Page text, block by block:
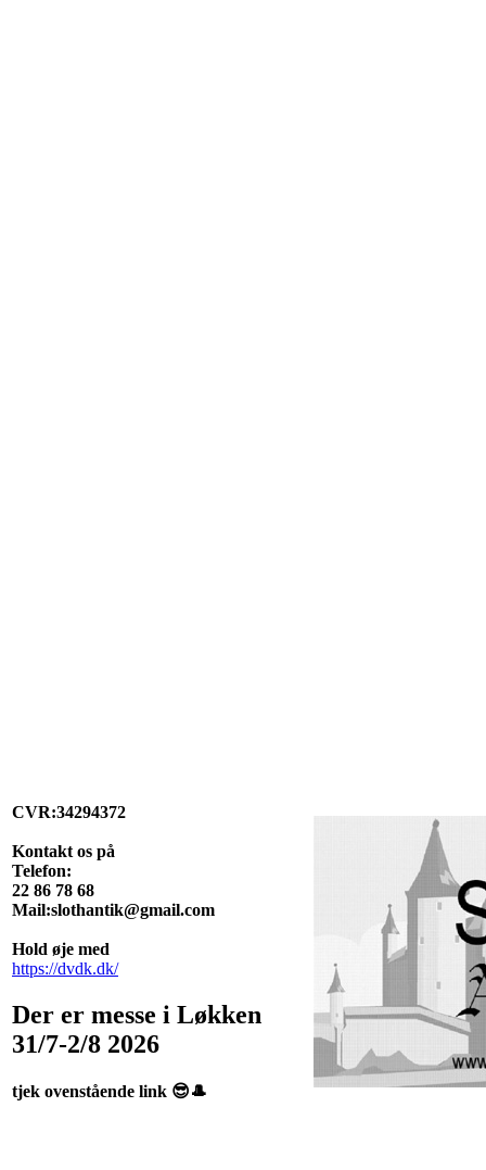
CVR:34294372
Kontakt os på
Telefon:
22 86 78 68
Mail:slothantik@gmail.com
Hold øje med
https://dvdk.dk/
Der er messe i Løkken
31/7-2/8 2026
tjek ovenstående link 😎🎩